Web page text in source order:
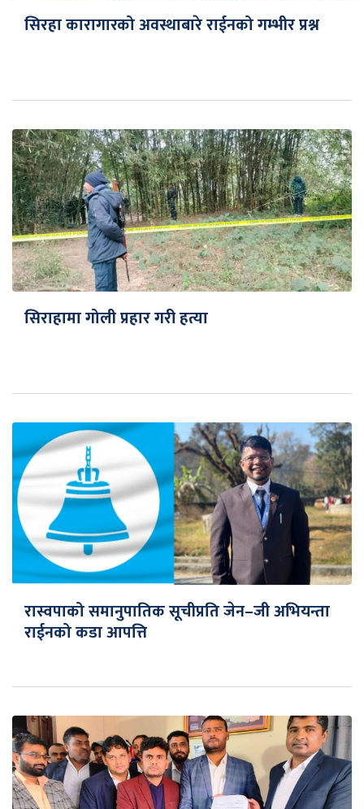
सिरहा कारागारको अवस्थाबारे राईनको गम्भीर प्रश्न
सिराहामा गोली प्रहार गरी हत्या
रास्वपाको समानुपातिक सूचीप्रति जेन–जी अभियन्ता
राईनको कडा आपत्ति